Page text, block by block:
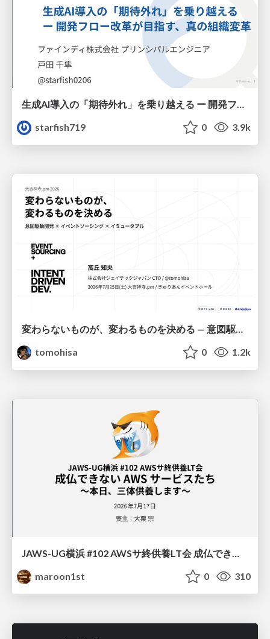
生成AI導入の「期待外れ」を乗り越える ー 開発フロー改革が目指す、真の組織変革
starfish719
0 3.9k
tomohisa
0 1.2k
JAWS-UG横浜 #102 AWSサ終供養LT会 成仏できない AWS サービスたち 〜本日、三体供養します〜
maroon1st
0 310